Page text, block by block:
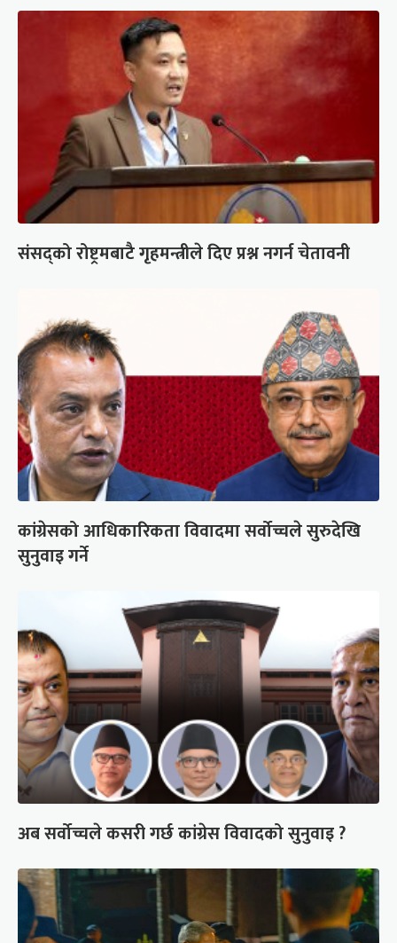
संसद्को रोष्ट्रमबाटै गृहमन्त्रीले दिए प्रश्न नगर्न चेतावनी
कांग्रेसको आधिकारिकता विवादमा सर्वोच्चले सुरुदेखि
सुनुवाइ गर्ने
अब सर्वोच्चले कसरी गर्छ कांग्रेस विवादको सुनुवाइ ?